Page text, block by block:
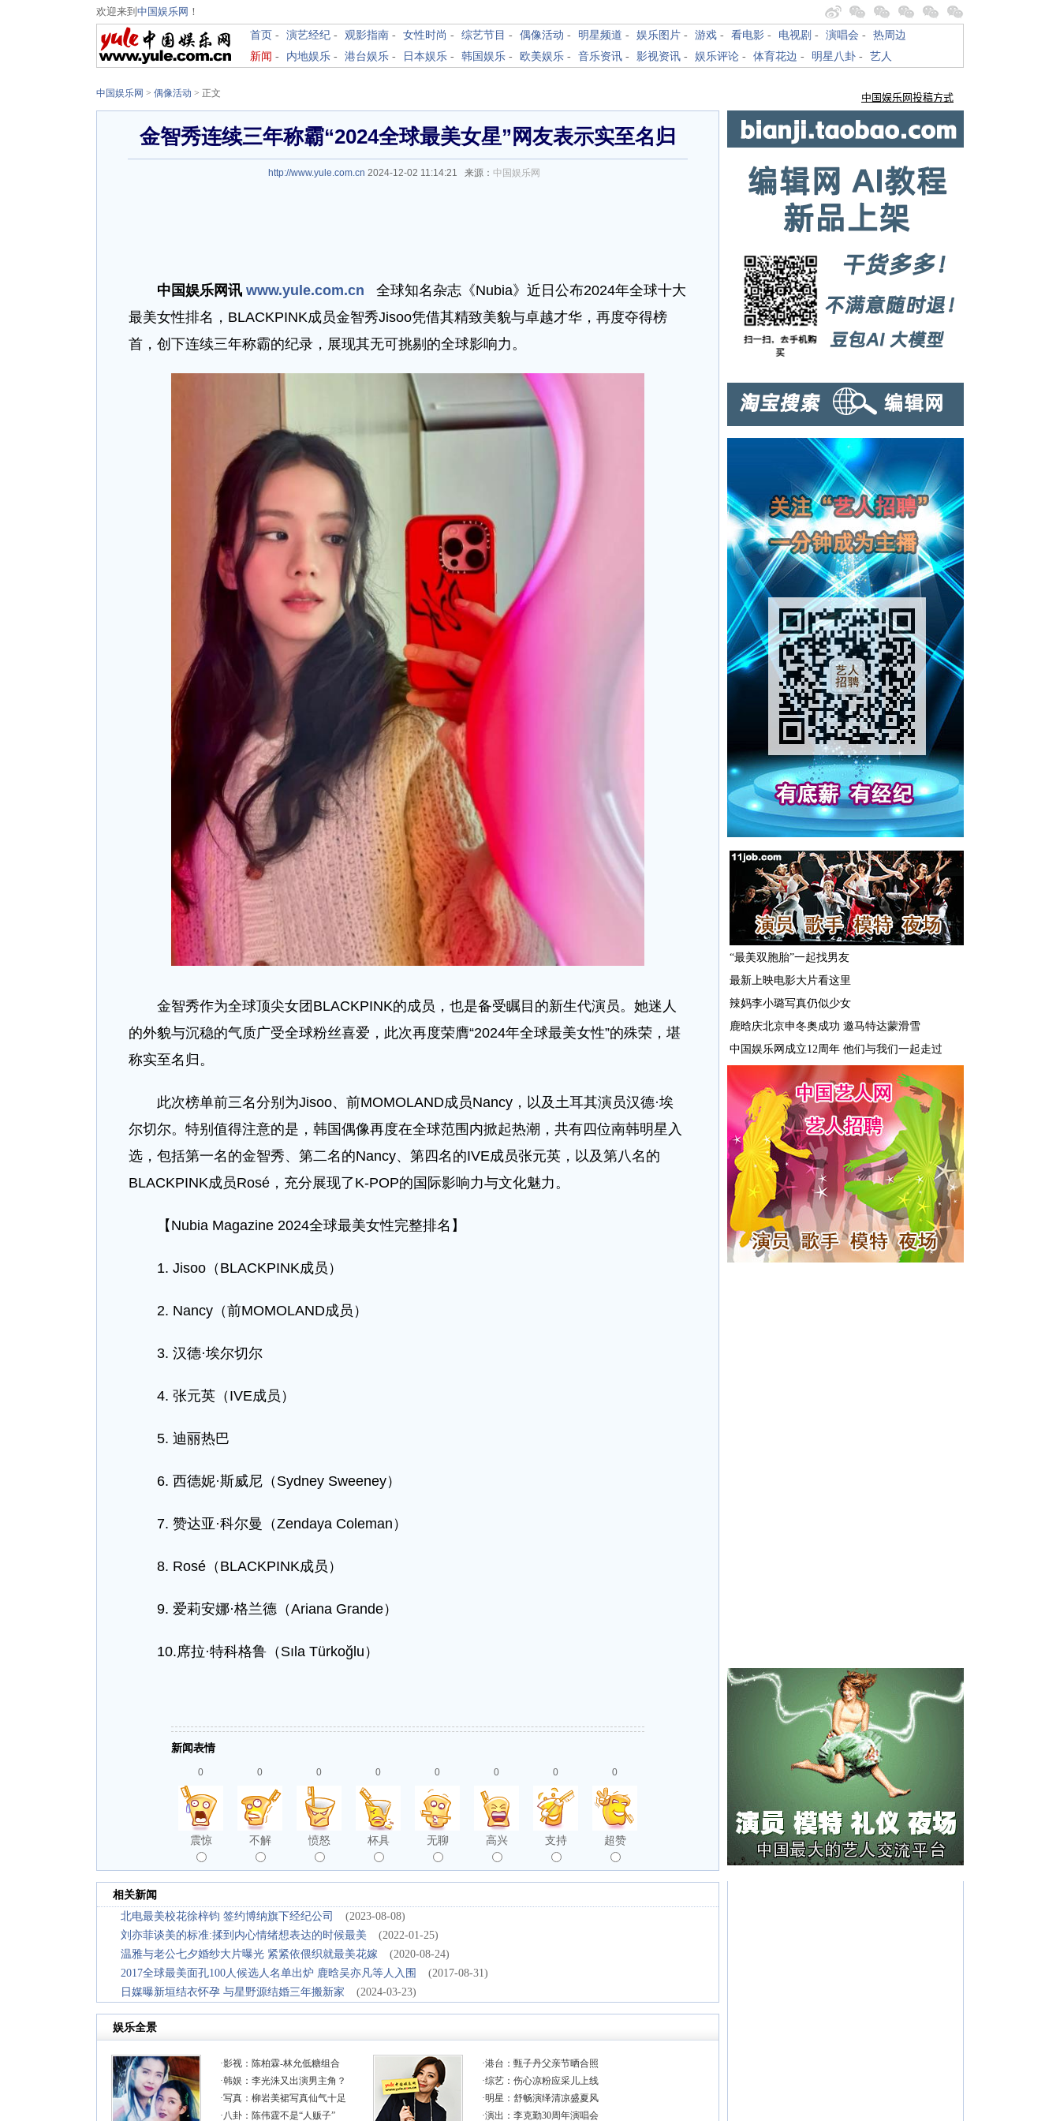
欢迎来到 中国娱乐网 ！
首页 - 演艺经纪 - 观影指南 - 女性时尚 - 综艺节目 - 偶像活动 - 明星频道 - 娱乐图片 - 游戏 - 看电影 - 电视剧 - 演唱会 - 热周边
新闻 - 内地娱乐 - 港台娱乐 - 日本娱乐 - 韩国娱乐 - 欧美娱乐 - 音乐资讯 - 影视资讯 - 娱乐评论 - 体育花边 - 明星八卦 - 艺人
中国娱乐网 > 偶像活动 > 正文
金智秀连续三年称霸“2024全球最美女星”网友表示实至名归
http://www.yule.com.cn 2024-12-02 11:14:21 来源： 中国娱乐网
中国娱乐网讯 www.yule.com.cn 全球知名杂志《Nubia》近日公布2024年全球十大
最美女性排名，BLACKPINK成员金智秀Jisoo凭借其精致美貌与卓越才华，再度夺得榜
首，创下连续三年称霸的纪录，展现其无可挑剔的全球影响力。
金智秀作为全球顶尖女团BLACKPINK的成员，也是备受瞩目的新生代演员。她迷人
的外貌与沉稳的气质广受全球粉丝喜爱，此次再度荣膺“2024年全球最美女性”的殊荣，堪
称实至名归。
此次榜单前三名分别为Jisoo、前MOMOLAND成员Nancy，以及土耳其演员汉德·埃
尔切尔。特别值得注意的是，韩国偶像再度在全球范围内掀起热潮，共有四位南韩明星入
选，包括第一名的金智秀、第二名的Nancy、第四名的IVE成员张元英，以及第八名的
BLACKPINK成员Rosé，充分展现了K-POP的国际影响力与文化魅力。
【Nubia Magazine 2024全球最美女性完整排名】
1. Jisoo（BLACKPINK成员）
2. Nancy（前MOMOLAND成员）
3. 汉德·埃尔切尔
4. 张元英（IVE成员）
5. 迪丽热巴
6. 西德妮·斯威尼（Sydney Sweeney）
7. 赞达亚·科尔曼（Zendaya Coleman）
8. Rosé（BLACKPINK成员）
9. 爱莉安娜·格兰德（Ariana Grande）
10.席拉·特科格鲁（Sıla Türkoğlu）
新闻表情
0
震惊
0
不解
0
愤怒
0
杯具
0
无聊
0
高兴
0
支持
0
超赞
相关新闻
北电最美校花徐梓钧 签约博纳旗下经纪公司
(2023-08-08)
刘亦菲谈美的标准:揉到内心情绪想表达的时候最美
(2022-01-25)
温雅与老公七夕婚纱大片曝光 紧紧依偎织就最美花嫁
(2020-08-24)
2017全球最美面孔100人候选人名单出炉 鹿晗吴亦凡等人入围
(2017-08-31)
日媒曝新垣结衣怀孕 与星野源结婚三年搬新家
(2024-03-23)